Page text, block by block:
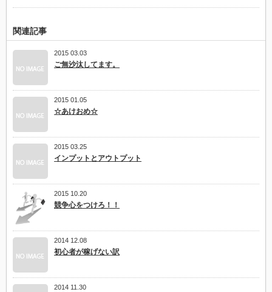
関連記事
2015 03.03
ご無沙汰してます。
2015 01.05
☆あけおめ☆
2015 03.25
インプットとアウトプット
2015 10.20
競争心をつけろ！！
2014 12.08
初心者が稼げない訳
2014 11.30